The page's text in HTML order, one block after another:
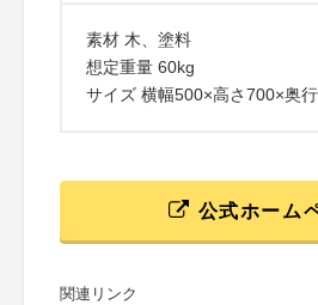
素材 木、塗料
想定重量 60kg
サイズ 横幅500×高さ700×奥行
公式ホーム
関連リンク